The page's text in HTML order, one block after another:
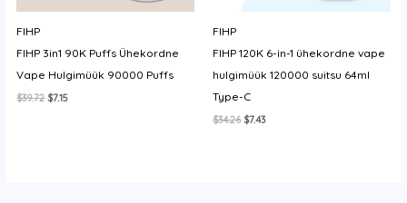
FIHP
FIHP 3in1 90K Puffs Ühekordne
Vape Hulgimüük 90000 Puffs
$39.72Algne
$7.15Current
FIHP
FIHP 120K 6-in-1 ühekordne vape
hulgimüük 120000 suitsu 64ml
Type-C
$34.26 Algne
$7.43Current